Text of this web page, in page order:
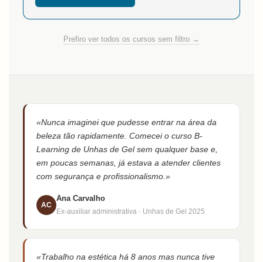
Prefiro ver todos os cursos sem filtro →
«Nunca imaginei que pudesse entrar na área da
beleza tão rapidamente. Comecei o curso B-
Learning de Unhas de Gel sem qualquer base e,
em poucas semanas, já estava a atender clientes
com segurança e profissionalismo.»
AC
Ana Carvalho
Ex-auxiliar administrativa · Unhas de Gel 2025
«Trabalho na estética há 8 anos mas nunca tive